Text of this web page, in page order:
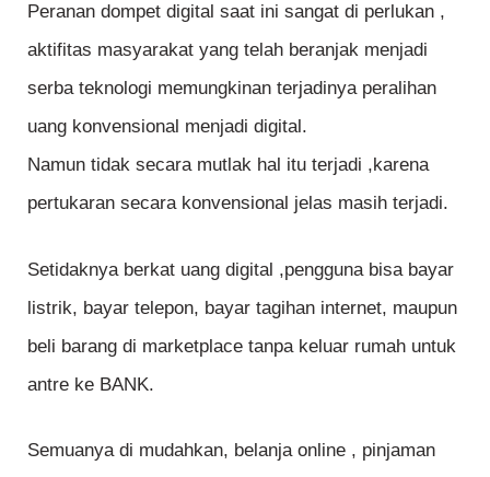
Peranan dompet digital saat ini sangat di perlukan ,
aktifitas masyarakat yang telah beranjak menjadi
serba teknologi memungkinan terjadinya peralihan
uang konvensional menjadi digital.
Namun tidak secara mutlak hal itu terjadi ,karena
pertukaran secara konvensional jelas masih terjadi.
Setidaknya berkat uang digital ,pengguna bisa bayar
listrik, bayar telepon, bayar tagihan internet, maupun
beli barang di marketplace tanpa keluar rumah untuk
antre ke BANK.
Semuanya di mudahkan, belanja online , pinjaman